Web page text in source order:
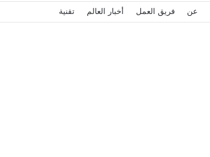
عن فريق العمل أخبار العالم تقنية